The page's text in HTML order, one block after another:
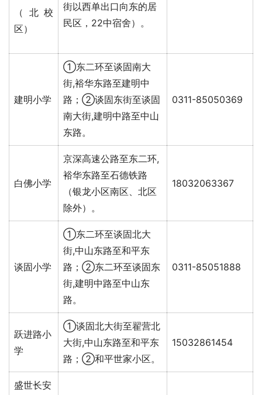
（北校
区）
街以西单出口向东的居
民区，22中宿舍）。
建明小学
①东二环至谈固南大
街,裕华东路至建明中
路；②谈固东街至谈固
南大街,建明中路至中山
东路。
0311-85050369
白佛小学
京深高速公路至东二环,
裕华东路至石德铁路
（银龙小区南区、北区
除外）。
18032063367
谈固小学
①东二环至谈固北大
街,中山东路至和平东
路；②东二环至谈固东
街,建明中路至中山东
路。
0311-85051888
跃进路小
学
①谈固北大街至翟营北
大街,中山东路至和平东
路；②和平世家小区。
15032861454
盛世长安